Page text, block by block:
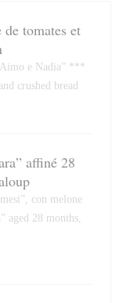
tomates et
e Nadia” ***
crushed bread
affiné 28
con melone
aged 28 months,